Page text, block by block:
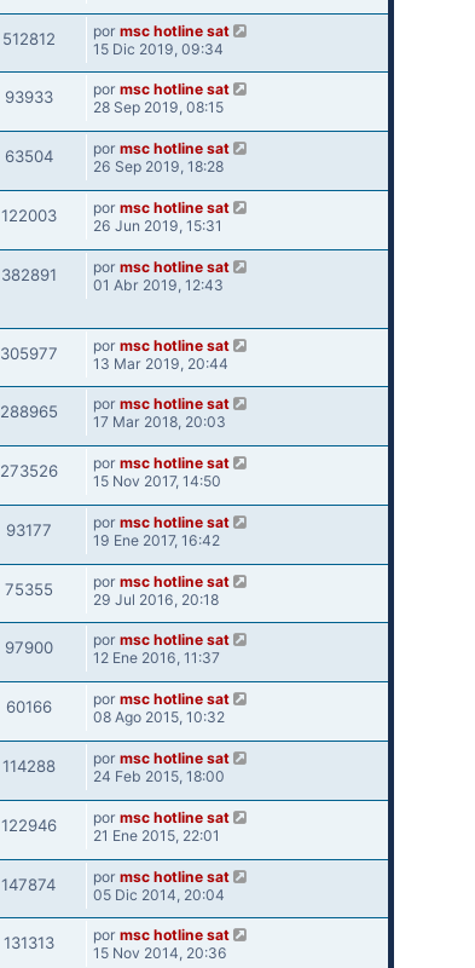
512812 por msc hotline sat
15 Dic 2019, 09:34
93933 por msc hotline sat
28 Sep 2019, 08:15
63504 por msc hotline sat
26 Sep 2019, 18:28
122003 por msc hotline sat
26 Jun 2019, 15:31
382891 por msc hotline sat
01 Abr 2019, 12:43
305977 por msc hotline sat
13 Mar 2019, 20:44
288965 por msc hotline sat
17 Mar 2018, 20:03
273526 por msc hotline sat
15 Nov 2017, 14:50
93177 por msc hotline sat
19 Ene 2017, 16:42
75355 por msc hotline sat
29 Jul 2016, 20:18
97900 por msc hotline sat
12 Ene 2016, 11:37
60166 por msc hotline sat
08 Ago 2015, 10:32
114288 por msc hotline sat
24 Feb 2015, 18:00
122946 por msc hotline sat
21 Ene 2015, 22:01
147874 por msc hotline sat
05 Dic 2014, 20:04
131313 por msc hotline sat
15 Nov 2014, 20:36